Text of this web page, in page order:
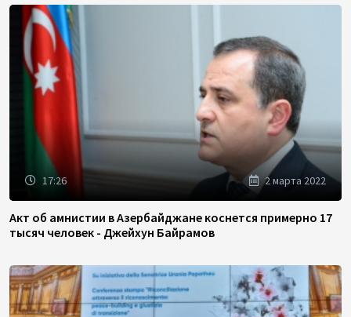
17:26 2 марта 2022
Акт об амнистии в Азербайджане коснется примерно 17
тысяч человек - Джейхун Байрамов